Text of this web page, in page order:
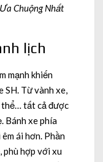
Chuộng Nhất
lịch
mạnh khiến
SH. Từ vành xe,
thể… tất cả được
Bánh xe phía
ái hơn. Phần
phù hợp với xu